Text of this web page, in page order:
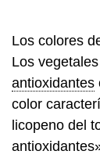
Los colores
Los
antioxidantes
color
licopeno del